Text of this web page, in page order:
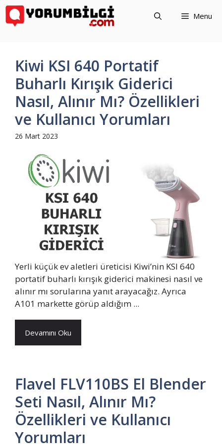
İçeriğe
atla
Menu
Kiwi KSI 640 Portatif
Buharlı Kırışık Giderici
Nasıl, Alınır Mı? Özellikleri
ve Kullanıcı Yorumları
26 Mart 2023
Yerli küçük ev aletleri üreticisi Kiwi’nin KSI 640
portatif buharlı kırışık giderici makinesi nasıl ve
alınır mı sorularına yanıt arayacağız. Ayrıca
A101 markette görüp aldığım ...
Devamını Oku
Flavel FLV110BS El Blender
Seti Nasıl, Alınır Mı?
Özellikleri ve Kullanıcı
Yorumları